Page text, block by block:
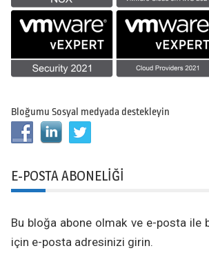
Bloğumu Sosyal medyada destekleyin
E-POSTA ABONELIĞI
Bu bloğa abone olmak ve e-posta ile
için e-posta adresinizi girin.